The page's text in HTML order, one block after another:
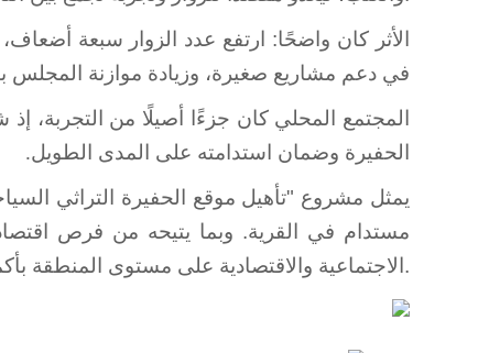
الأثر كان واضحًا: ارتفع عدد الزوار سبعة
في دعم مشاريع صغيرة، وزيادة موازنة المجلس بنسبة 18%، إلى جانب خلق 19 فرصة
الحفيرة وضمان استدامته على المدى الطويل.
يمثل مشروع "تأهيل موقع الحفيرة التراثي
مستدام في القرية. وبما يتيحه من فرص
الاجتماعية والاقتصادية على مستوى المنطقة بأكملها.